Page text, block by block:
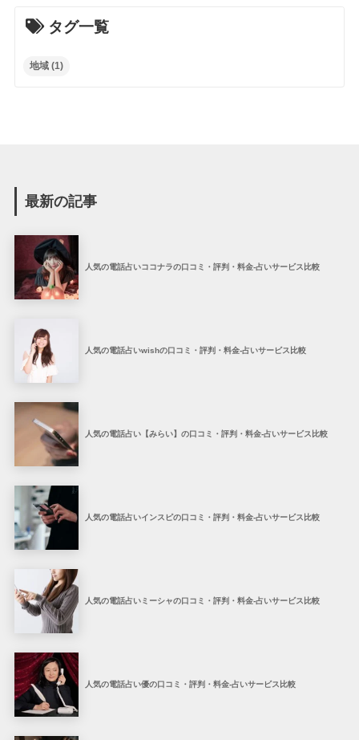
タグ一覧
地域(1)
最新の記事
人気の電話占いココナラの口コミ・評判・料金-占いサービス比較
人気の電話占いwishの口コミ・評判・料金-占いサービス比較
人気の電話占い【みらい】の口コミ・評判・料金-占いサービス比較
人気の電話占いインスピの口コミ・評判・料金-占いサービス比較
人気の電話占いミーシャの口コミ・評判・料金-占いサービス比較
人気の電話占い優の口コミ・評判・料金-占いサービス比較